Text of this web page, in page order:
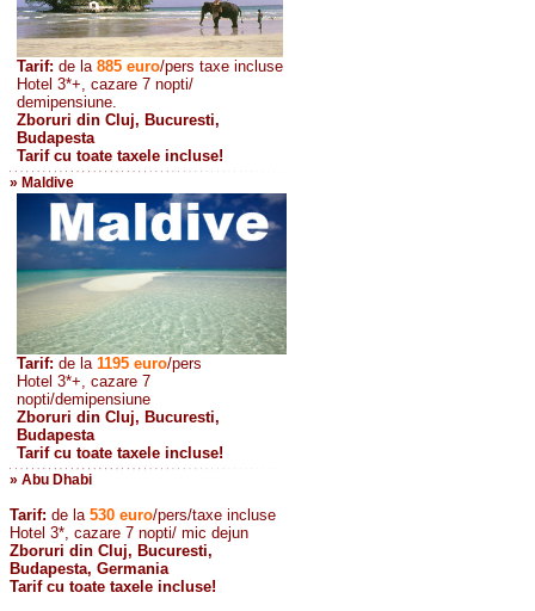
Tarif: de la 885 euro/pers taxe incluse
Hotel 3*+, cazare 7 nopti/
demipensiune.
Zboruri din Cluj, Bucuresti,
Budapesta
Tarif cu toate taxele incluse!
» Maldive
Tarif: de la 1195 euro/pers
Hotel 3*+, cazare 7
nopti/demipensiune
Zboruri din Cluj, Bucuresti,
Budapesta
Tarif cu toate taxele incluse!
» Abu Dhabi
Tarif: de la 530 euro/pers/taxe incluse
Hotel 3*, cazare 7 nopti/ mic dejun
Zboruri din Cluj, Bucuresti,
Budapesta, Germania
Tarif cu toate taxele incluse!